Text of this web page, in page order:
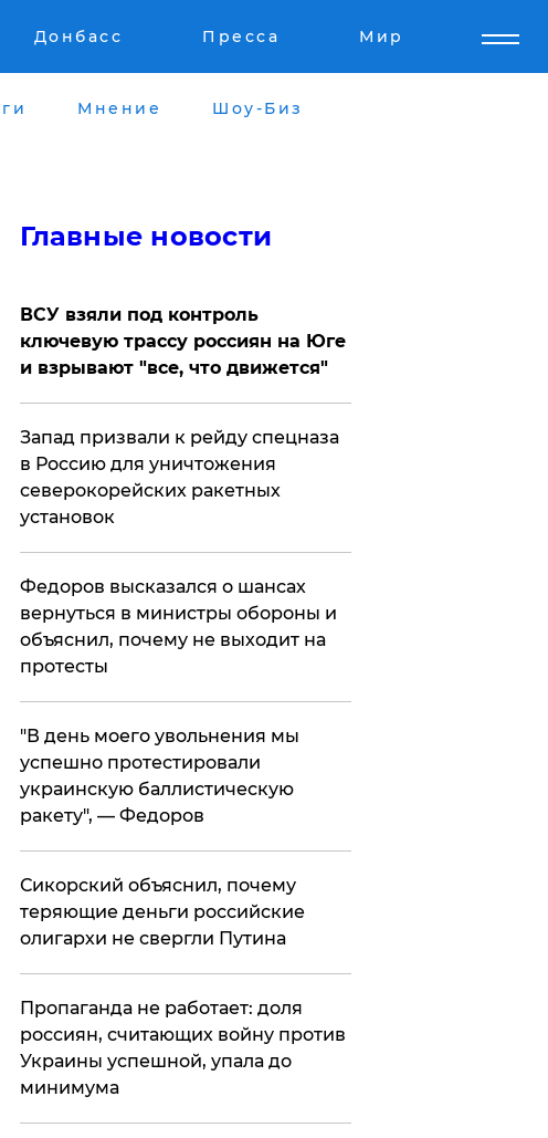
Донбасс Пресса Мир
Мнение Шоу-Биз
Главные новости
ВСУ взяли под контроль
ключевую трассу россиян на Юге
и взрывают "все, что движется"
Запад призвали к рейду спецназа
в Россию для уничтожения
северокорейских ракетных
установок
Федоров высказался о шансах
вернуться в министры обороны и
объяснил, почему не выходит на
протесты
​"В день моего увольнения мы
успешно протестировали
украинскую баллистическую
ракету", — Федоров
Сикорский объяснил, почему
теряющие деньги российские
олигархи не свергли Путина
​Пропаганда не работает: доля
россиян, считающих войну против
Украины успешной, упала до
минимума